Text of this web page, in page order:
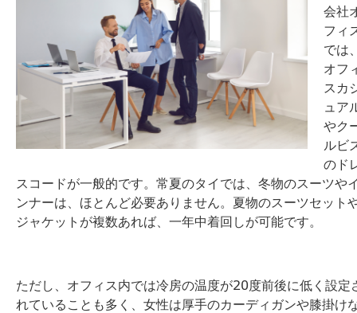
会社
フィ
では
オフ
スカ
ュア
やク
ルビ
のド
スコードが一般的です。常夏のタイでは、冬物のスーツや
ンナーは、ほとんど必要ありません。夏物のスーツセット
ジャケットが複数あれば、一年中着回しが可能です。
ただし、オフィス内では冷房の温度が20度前後に低く設定
れていることも多く、女性は厚手のカーディガンや膝掛け